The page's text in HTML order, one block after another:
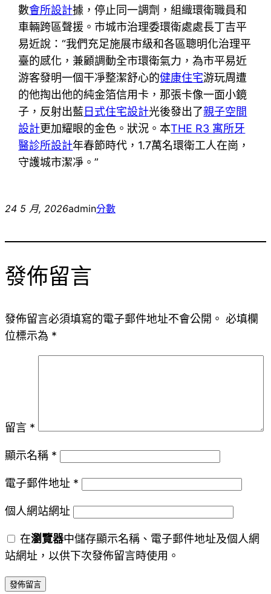
數會所設計據，停止同一調劑，組織環衛職員和
車輛跨區聲援。市城市治理委環衛處處長丁吉平
易近說：“我們充足施展市級和各區聰明化治理平
臺的感化，兼顧調動全市環衛氣力，為市平易近
游客發明一個干凈整潔舒心的健康住宅游玩周遭
的他掏出他的純金箔信用卡，那張卡像一面小鏡
子，反射出藍日式住宅設計光後發出了親子空間
設計更加耀眼的金色。狀況。本THE R3 寓所牙
醫診所設計年春節時代，1.7萬名環衛工人在崗，
守護城市潔凈。”
24 5 月, 2026admin分數
發佈留言
發佈留言必須填寫的電子郵件地址不會公開。 必填欄
位標示為 *
留言 *
顯示名稱 *
電子郵件地址 *
個人網站網址
在瀏覽器中儲存顯示名稱、電子郵件地址及個人網
站網址，以供下次發佈留言時使用。